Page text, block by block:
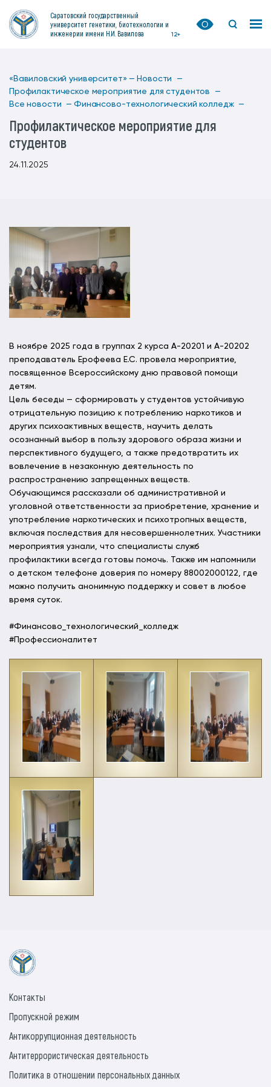
Саратовский государственный
университет генетики, биотехнологии и
инженерии имени Н.И. Вавилова
12+
«Вавиловский университет» — Новости —
Профилактическое мероприятие для студентов —
Все новости — Финансово-технологический колледж —
Профилактическое мероприятие для
студентов
24.11.2025
В ноябре 2025 года в группах 2 курса А-20201 и А-20202
преподаватель Ерофеева Е.С. провела мероприятие,
посвященное Всероссийскому дню правовой помощи
детям.
Цель беседы — сформировать у студентов устойчивую
отрицательную позицию к потреблению наркотиков и
других психоактивных веществ, научить делать
осознанный выбор в пользу здорового образа жизни и
перспективного будущего, а также предотвратить их
вовлечение в незаконную деятельность по
распространению запрещенных веществ.
Обучающимся рассказали об административной и
уголовной ответственности за приобретение, хранение и
употребление наркотических и психотропных веществ,
включая последствия для несовершеннолетних. Участники
мероприятия узнали, что специалисты служб
профилактики всегда готовы помочь. Также им напомнили
о детском телефоне доверия по номеру 88002000122, где
можно получить анонимную поддержку и совет в любое
время суток.
#Финансово_технологический_колледж
#Профессионалитет
Контакты
Пропускной режим
Антикоррупционная деятельность
Антитеррористическая деятельность
Политика в отношении персональных данных